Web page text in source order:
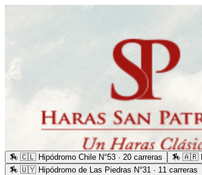
🏇 🇨🇱 Hipódromo Chile N°53 · 20 carreras 🏇 🇦🇷
🏇 🇺🇾 Hipódromo de Las Piedras N°31 · 11 carreras